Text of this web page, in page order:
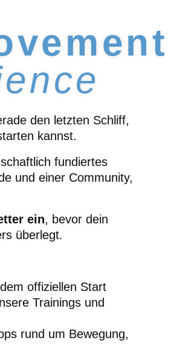
den letzten Schliff,
kannst.
fundiertes
und einer Community,
ein, bevor dein
überlegt.
offiziellen Start
Trainings und
rund um Bewegung,